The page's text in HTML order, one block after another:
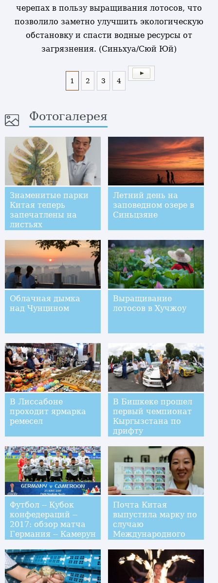
черепах в пользу выращивания лотосов, что
позволило заметно улучшить экологическую
обстановку и спасти водные ресурсы от
загрязнения. (Синьхуа/Сюй Юй)
1 2 3 4
Фотогалерея
Знаменитые парки
Китая теперь
запечатлены на
листьях
Летний день на
заповедном озере в
Синьцзяне
Облачная дымка
над Чунцином
Выращивание
лотосов в Хучжоу
В Лиссабоне
проходит ярмарка
ремесел
В Бишкеке прошел
первый чемпионат
Кыргызстана по
дрифту
Футбол -- Кубок
конфедераций --
2017: обзор матча
Германия -- Камерун
Почта Китая
выпустила марку по
случаю
Международного
наркоманией и
незаконным
оборотом